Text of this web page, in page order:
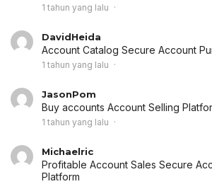
1 tahun yang lalu
DavidHeida
Account Catalog Secure Account
1 tahun yang lalu
JasonPom
Buy accounts Account Selling
1 tahun yang lalu
Michaelric
Profitable Account Sales Secure
Platform